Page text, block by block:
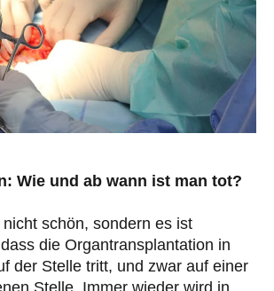
Wie und ab wann ist man tot?
schön, sondern es ist
die Organtransplantation in
der Stelle tritt, und zwar auf einer
Stelle. Immer wieder wird in